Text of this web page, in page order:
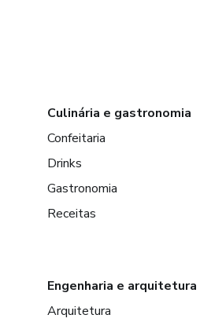
Culinária e gastronomia
Confeitaria
Drinks
Gastronomia
Receitas
Engenharia e arquitetura
Arquitetura